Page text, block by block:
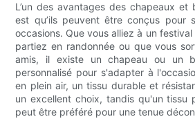
L’un des avantages des chapeaux et
est qu’ils peuvent être conçus pour
occasions. Que vous alliez à un
partiez en randonnée ou que vous
amis, il existe un chapeau ou un
personnalisé pour s'adapter à
en plein air, un tissu durable et
un excellent choix, tandis qu'un tissu
peut être préféré pour une tenue